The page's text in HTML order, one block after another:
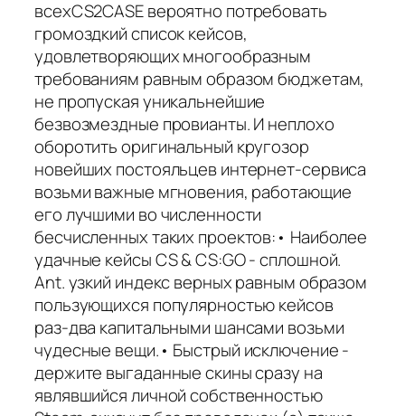
всехCS2CASE вероятно потребовать
громоздкий список кейсов,
удовлетворяющих многообразным
требованиям равным образом бюджетам,
не пропуская уникальнейшие
безвозмездные провианты. И неплохо
оборотить оригинальный кругозор
новейших постояльцев интернет-сервиса
возьми важные мгновения, работающие
его лучшими во численности
бесчисленных таких проектов:• Наиболее
удачные кейсы CS & CS:GO - сплошной.
Ant. узкий индекс верных равным образом
пользующихся популярностью кейсов
раз-два капитальными шансами возьми
чудесные вещи.• Быстрый исключение -
держите выгаданные скины сразу на
являвшийся личной собственностью